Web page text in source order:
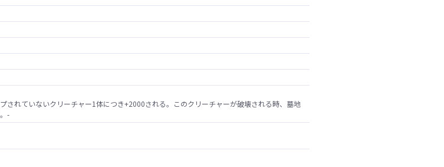
されていないクリーチャー1体につき+2000される。このクリーチャーが破壊される時、墓地
-